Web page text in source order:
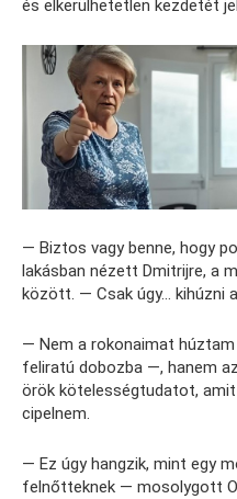
és elkerülhetetlen kezdetét
— Biztos vagy benne, hogy
lakásban nézett Dmitrijre, a
között. — Csak úgy… kihúzni
— Nem a rokonaimat húztam
feliratú dobozba —, hanem
örök kötelességtudatot,
cipelnem.
— Ez úgy hangzik, mint egy
felnőtteknek — mosolygott